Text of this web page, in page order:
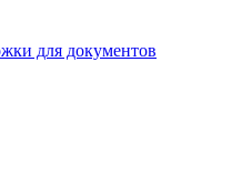
для документов